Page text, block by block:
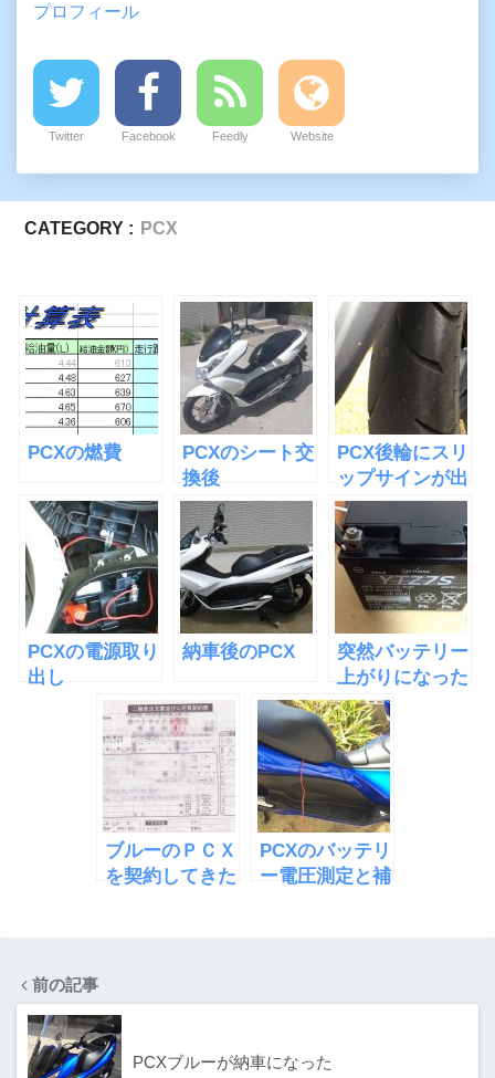
プロフィール
Twitter Facebook Feedly Website
CATEGORY : PCX
PCXの燃費
PCXのシート交
換後
PCX後輪にスリ
ップサインが出
てきたのでタイ
ヤ交換に行って
きた
PCXの電源取り
出し
納車後のPCX
突然バッテリー
上がりになった
PCXのバッテリ
ー
ブルーのＰＣＸ
を契約してきた
PCXのバッテリ
ー電圧測定と補
前の記事
PCXブルーが納車になった